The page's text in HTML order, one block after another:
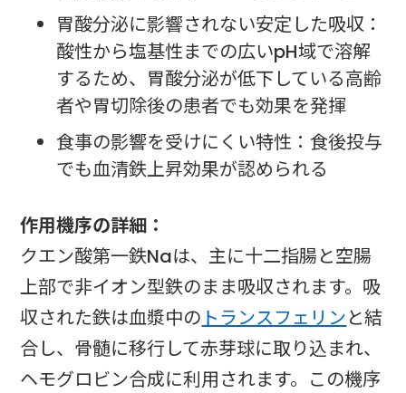
胃酸分泌に影響されない安定した吸収：
酸性から塩基性までの広いpH域で溶解
するため、胃酸分泌が低下している高齢
者や胃切除後の患者でも効果を発揮
食事の影響を受けにくい特性：食後投与
でも血清鉄上昇効果が認められる
作用機序の詳細：
クエン酸第一鉄Naは、主に十二指腸と空腸
上部で非イオン型鉄のまま吸収されます。吸
収された鉄は血漿中の トランスフェリンと結
合し、骨髄に移行して赤芽球に取り込まれ、
ヘモグロビン合成に利用されます。この機序